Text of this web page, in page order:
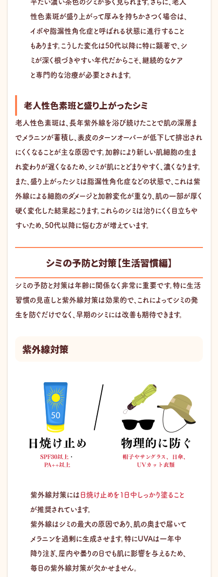
平たい濃い茶色のシミが多く見られます。さらに、老人
性色素斑が盛り上がって厚みを持ちかさつく場合は、
イボや脂漏性角化症と呼ばれる状態に進行すること
もあります。こうした変化は50代以降に特に顕著で、シ
ミが深く根づきやすい年代だからこそ、継続的なケア
と専門的な治療が必要とされます。
老人性色素班と盛り上がったシミ
老人性色素斑は、長年紫外線を浴び続けたことで肌の深層ま
でメラニンが蓄積し、表皮のターンオーバーが低下して排出され
にくくなることが主な原因です。加齢により新しい肌細胞の生ま
れ変わりが遅くなるため、シミが肌にとどまりやすく、濃くなります。
また、盛り上がったシミは脂漏性角化症などの状態で、これは紫
外線による細胞のダメージと加齢変化が重なり、肌の一部が厚く
硬く変化した結果起こります。これらのシミは治りにくく目立ちや
すいため、50代以降に悩む方が増えています。
シミの予防と対策【生活習慣編】
シミの予防と対策は年齢に関係なく非常に重要です。特に生活
習慣の見直しと紫外線対策は効果的で、これによってシミの発
生を防ぐだけでなく、早期のシミには改善も期待できます。
紫外線対策
紫外線対策には 日焼け止めを１日中しっかり塗ること
が推奨されています。
紫外線はシミの最大の原因であり、肌の奥まで届いて
メラニンを過剰に生成させます。特にUVAは一年中
降り注ぎ、屋内や曇りの日でも肌に影響を与えるため、
毎日の紫外線対策が欠かせません。